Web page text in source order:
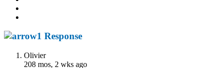
1 Response
Olivier
208 mos, 2 wks ago